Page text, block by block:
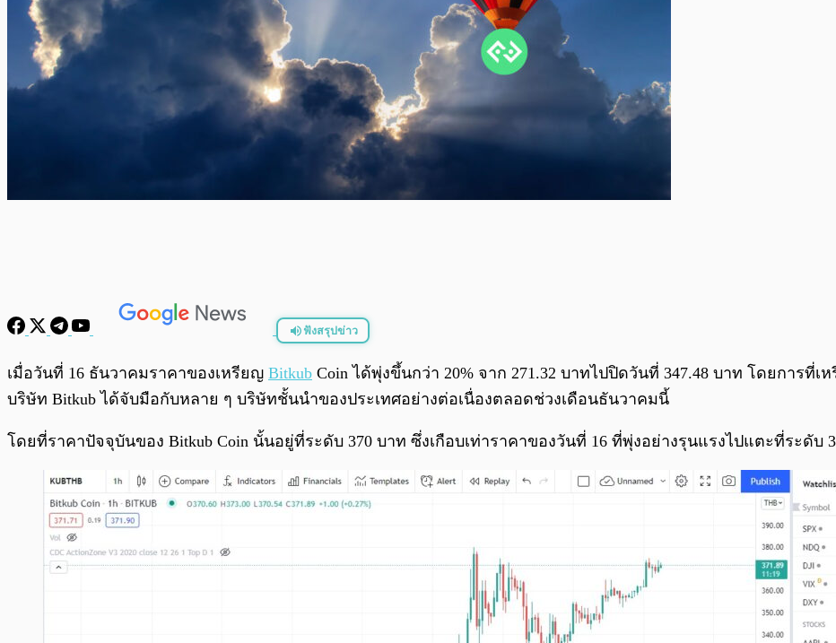
ฟังสรุปข่าว
พร้อมเล่น
เมื่อวันที่ 16 ธันวาคมราคาของเหรียญ Bitkub Coin ได้พุ่งขึ้นกว่า 20% จาก 271.32 บาทไปปิดวันที่ 347.48 บาท โดยการ
บริษัท Bitkub ได้จับมือกับหลาย ๆ บริษัทชั้นนำของประเทศอย่างต่อเนื่องตลอดช่วงเดือนธันวาคมนี้
โดยที่ราคาปัจจุบันของ Bitkub Coin นั้นอยู่ที่ระดับ 370 บาท ซึ่งเกือบเท่าราคาของวันที่ 16 ที่พุ่งอย่างรุนแรงไปแตะที่ระดับ